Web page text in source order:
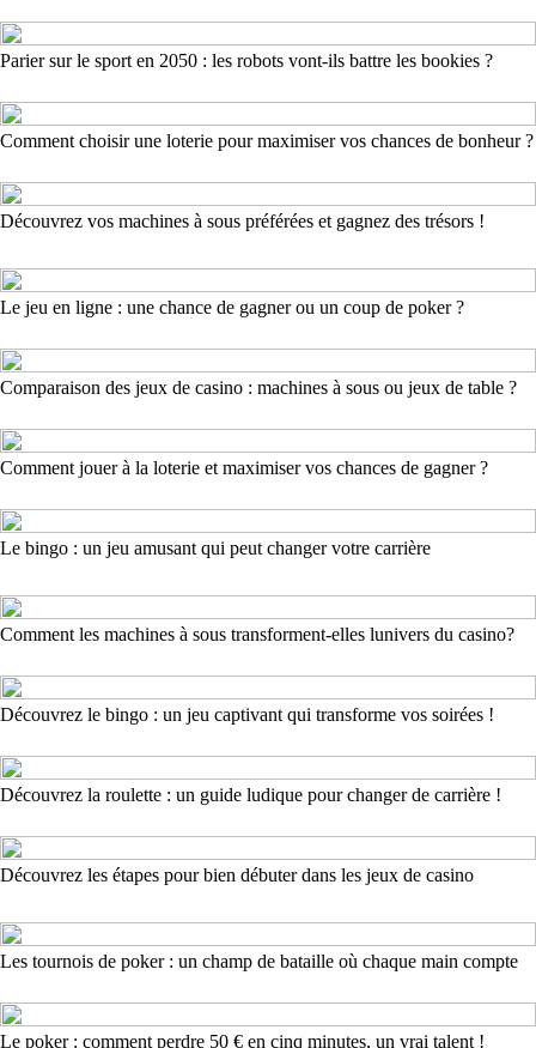
Parier sur le sport en 2050 : les robots vont-ils battre les bookies ?
Comment choisir une loterie pour maximiser vos chances de bonheur ?
Découvrez vos machines à sous préférées et gagnez des trésors !
Le jeu en ligne : une chance de gagner ou un coup de poker ?
Comparaison des jeux de casino : machines à sous ou jeux de table ?
Comment jouer à la loterie et maximiser vos chances de gagner ?
Le bingo : un jeu amusant qui peut changer votre carrière
Comment les machines à sous transforment-elles lunivers du casino?
Découvrez le bingo : un jeu captivant qui transforme vos soirées !
Découvrez la roulette : un guide ludique pour changer de carrière !
Découvrez les étapes pour bien débuter dans les jeux de casino
Les tournois de poker : un champ de bataille où chaque main compte
Le poker : comment perdre 50 € en cinq minutes, un vrai talent !